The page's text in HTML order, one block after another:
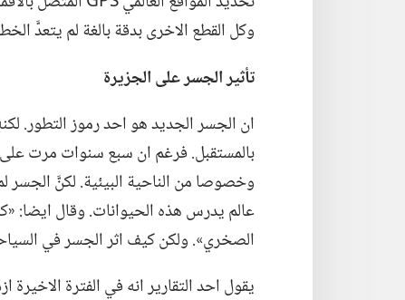
وكل القطع الاخرى بدقة بالغة لم يتعدَّ
تأثير الجسر على الجزيرة
ان الجسر الجديد هو احد رموز التطور.‏
بالمستقبل.‏ فرغم ان سبع سنوات مرت على
عالم يدرس هذه الحيوانات.‏ وقال ايضا:‏
الصخري».‏ ولكن كيف اثر الجسر في